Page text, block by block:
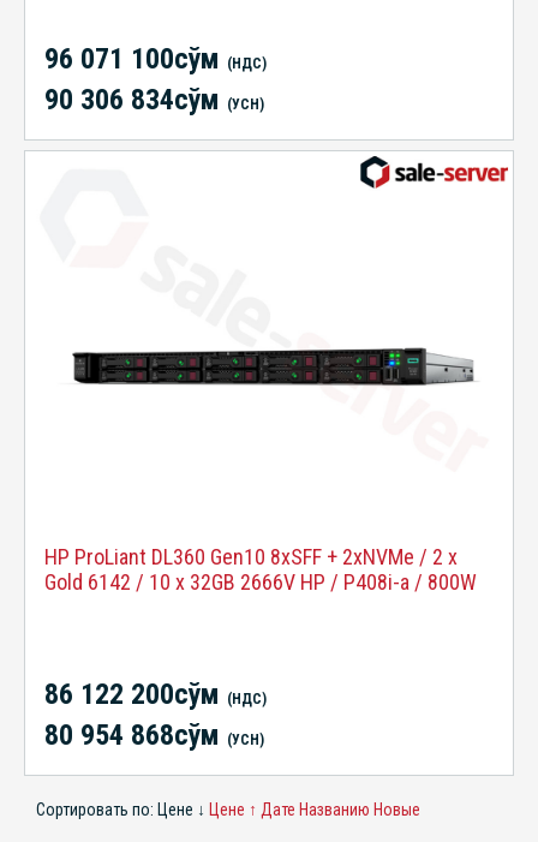
96 071 100сўм (НДС)
90 306 834сўм (УСН)
HP ProLiant DL360 Gen10 8xSFF + 2xNVMe / 2 x
Gold 6142 / 10 x 32GB 2666V HP / P408i-a / 800W
86 122 200сўм (НДС)
80 954 868сўм (УСН)
Сортировать по: Цене ↓ Цене ↑ Дате Названию Новые